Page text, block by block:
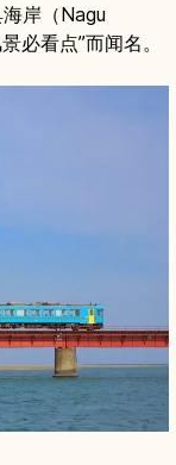
岸（Nagu
必看点”而闻名。